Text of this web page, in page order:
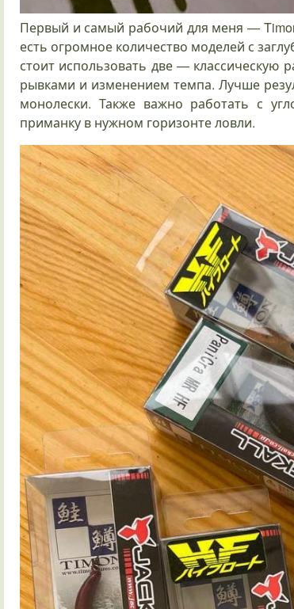
Первый и самый рабочий для меня —
есть огромное количество моделей с
стоит использовать две —
рывками и изменением темпа. Лучше
монолески. Также важно работать с
приманку в нужном горизонте ловли.